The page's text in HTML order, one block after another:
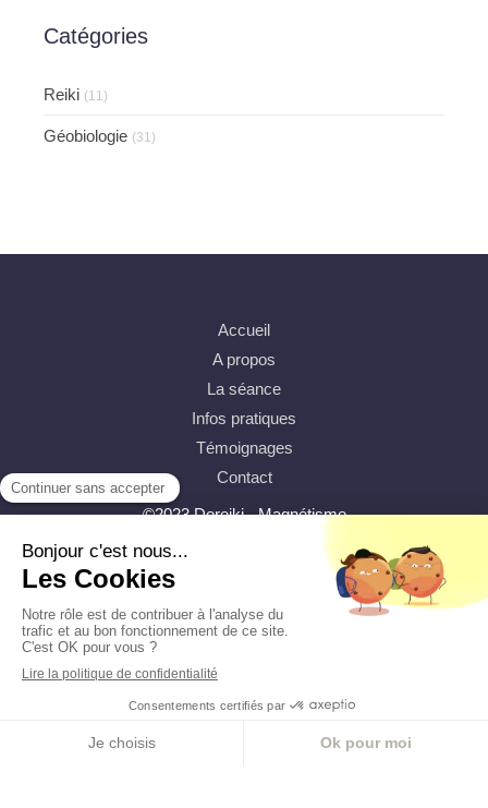
Catégories
Reiki (11)
Géobiologie (31)
Accueil
A propos
La séance
Infos pratiques
Témoignages
Contact
©2023 Doreiki - Magnétisme
Mentions légales
Création et référencement du site par Simplébo